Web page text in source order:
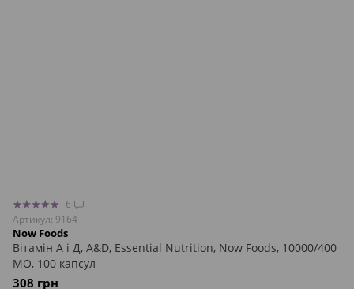
6
Артикул: 9164
Now Foods
Вітамін А і Д, A&D, Essential Nutrition, Now Foods, 10000/400
МО, 100 капсул
308 грн